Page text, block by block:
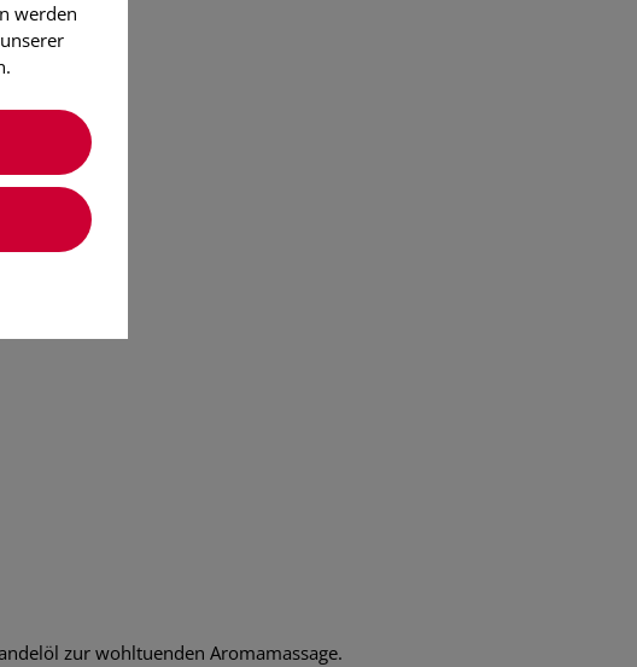
zur wohltuenden Aromamassage.
werden